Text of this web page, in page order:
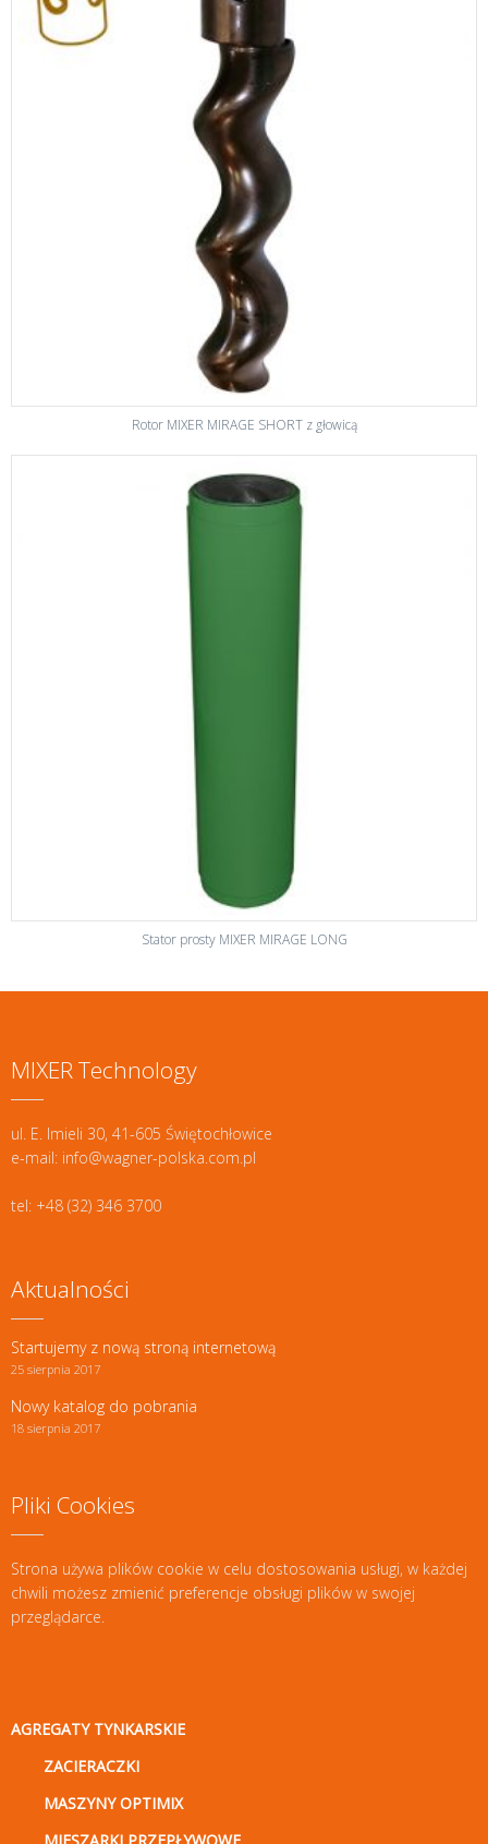
Rotor MIXER MIRAGE SHORT z głowicą
Stator prosty MIXER MIRAGE LONG
MIXER Technology
ul. E. Imieli 30, 41-605 Świętochłowice
e-mail: info@wagner-polska.com.pl
tel: +48 (32) 346 3700
Aktualności
Startujemy z nową stroną internetową
25 sierpnia 2017
Nowy katalog do pobrania
18 sierpnia 2017
Pliki Cookies
Strona używa plików cookie w celu dostosowania usługi, w każdej
chwili możesz zmienić preferencje obsługi plików w swojej
przeglądarce.
AGREGATY TYNKARSKIE
ZACIERACZKI
MASZYNY OPTIMIX